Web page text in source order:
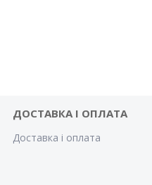
ДОСТАВКА І ОПЛАТА
Доставка і оплата